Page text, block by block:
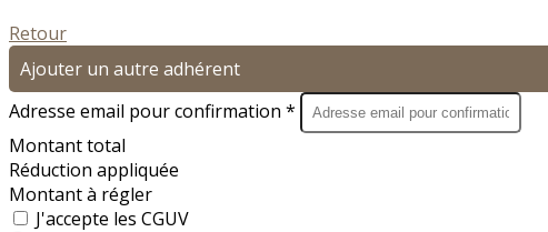
Retour
Ajouter un autre adhérent
Adresse email pour confirmation *
Montant total
Réduction appliquée
Montant à régler
J'accepte les CGUV